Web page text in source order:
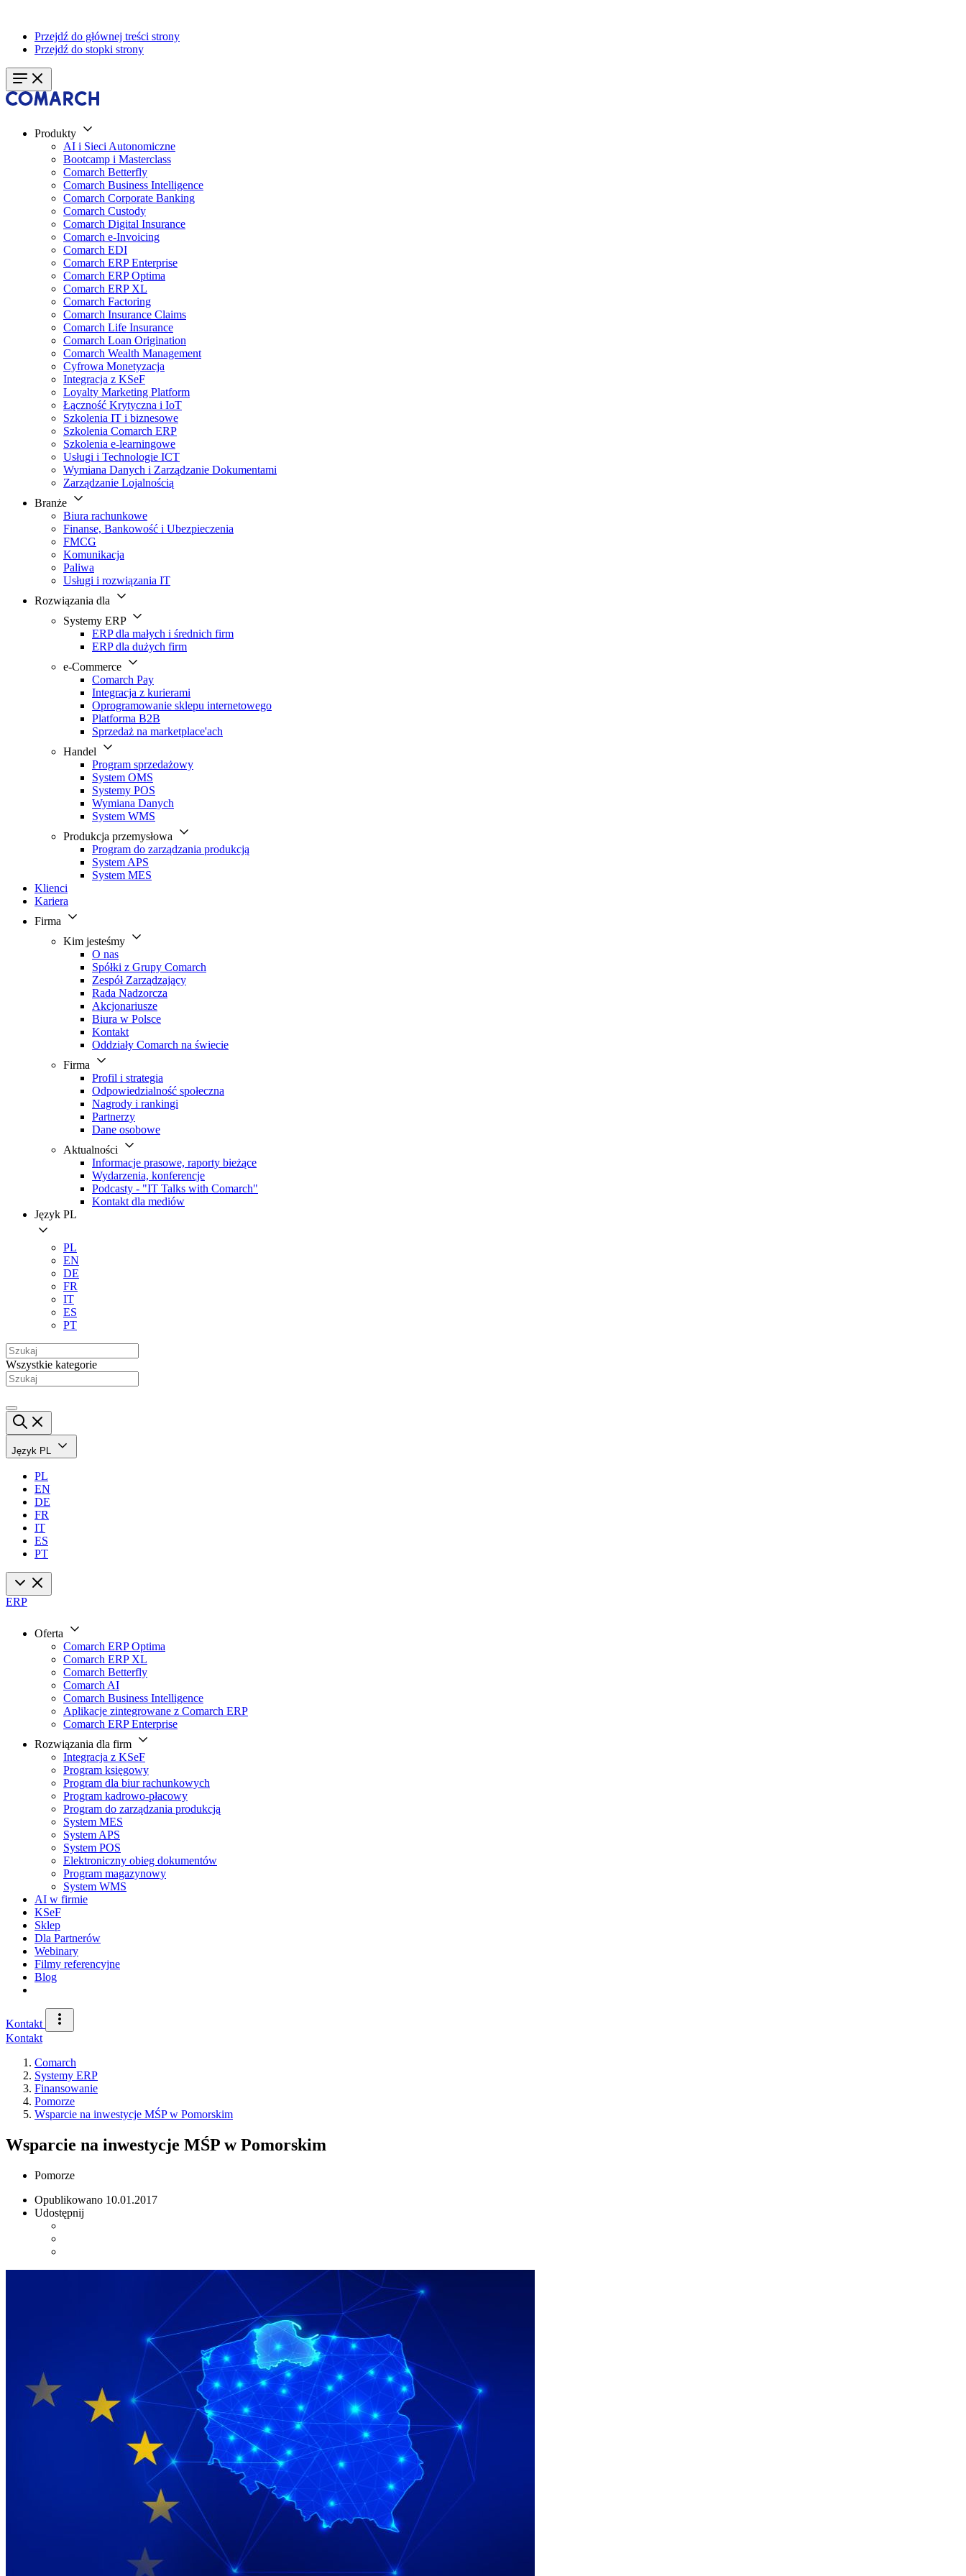
Przejdź do głównej treści strony
Przejdź do stopki strony
Produkty
AI i Sieci Autonomiczne
Bootcamp i Masterclass
Comarch Betterfly
Comarch Business Intelligence
Comarch Corporate Banking
Comarch Custody
Comarch Digital Insurance
Comarch e-Invoicing
Comarch EDI
Comarch ERP Enterprise
Comarch ERP Optima
Comarch ERP XL
Comarch Factoring
Comarch Insurance Claims
Comarch Life Insurance
Comarch Loan Origination
Comarch Wealth Management
Cyfrowa Monetyzacja
Integracja z KSeF
Loyalty Marketing Platform
Łączność Krytyczna i IoT
Szkolenia IT i biznesowe
Szkolenia Comarch ERP
Szkolenia e-learningowe
Usługi i Technologie ICT
Wymiana Danych i Zarządzanie Dokumentami
Zarządzanie Lojalnością
Branże
Biura rachunkowe
Finanse, Bankowość i Ubezpieczenia
FMCG
Komunikacja
Paliwa
Usługi i rozwiązania IT
Rozwiązania dla
Systemy ERP
ERP dla małych i średnich firm
ERP dla dużych firm
e-Commerce
Comarch Pay
Integracja z kurierami
Oprogramowanie sklepu internetowego
Platforma B2B
Sprzedaż na marketplace'ach
Handel
Program sprzedażowy
System OMS
Systemy POS
Wymiana Danych
System WMS
Produkcja przemysłowa
Program do zarządzania produkcją
System APS
System MES
Klienci
Kariera
Firma
Kim jesteśmy
O nas
Spółki z Grupy Comarch
Zespół Zarządzający
Rada Nadzorcza
Akcjonariusze
Biura w Polsce
Kontakt
Oddziały Comarch na świecie
Firma
Profil i strategia
Odpowiedzialność społeczna
Nagrody i rankingi
Partnerzy
Dane osobowe
Aktualności
Informacje prasowe, raporty bieżące
Wydarzenia, konferencje
Podcasty - "IT Talks with Comarch"
Kontakt dla mediów
Język PL
PL
EN
DE
FR
IT
ES
PT
Wszystkie kategorie
Język PL
PL
EN
DE
FR
IT
ES
PT
ERP
Oferta
Comarch ERP Optima
Comarch ERP XL
Comarch Betterfly
Comarch AI
Comarch Business Intelligence
Aplikacje zintegrowane z Comarch ERP
Comarch ERP Enterprise
Rozwiązania dla firm
Integracja z KSeF
Program księgowy
Program dla biur rachunkowych
Program kadrowo-płacowy
Program do zarządzania produkcją
System MES
System APS
System POS
Elektroniczny obieg dokumentów
Program magazynowy
System WMS
AI w firmie
KSeF
Sklep
Dla Partnerów
Webinary
Filmy referencyjne
Blog
Kontakt
Kontakt
Comarch
Systemy ERP
Finansowanie
Pomorze
Wsparcie na inwestycje MŚP w Pomorskim
Wsparcie na inwestycje MŚP w Pomorskim
Pomorze
Opublikowano 10.01.2017
Udostępnij